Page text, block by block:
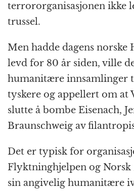
terrororganisasjonen ikke
trussel.
Men hadde dagens norske
levd for 80 år siden, ville
humanitære innsamlinger
tyskere og appellert om at
slutte å bombe Eisenach,
Braunschweig av
Det er typisk for
Flyktninghjelpen og Norsk
sin angivelig humanitære